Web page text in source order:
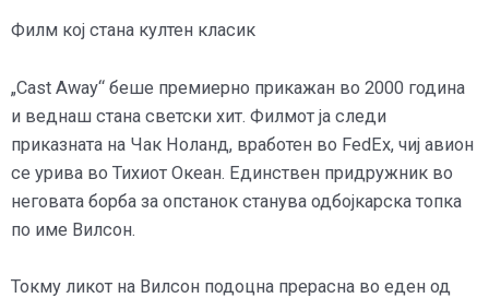
Филм кој стана култен класик
„Cast Away“ беше премиерно прикажан во 2000 година
и веднаш стана светски хит. Филмот ја следи
приказната на Чак Ноланд, вработен во FedEx, чиј авион
се урива во Тихиот Океан. Единствен придружник во
неговата борба за опстанок станува одбојкарска топка
по име Вилсон.
Токму ликот на Вилсон подоцна прерасна во еден од